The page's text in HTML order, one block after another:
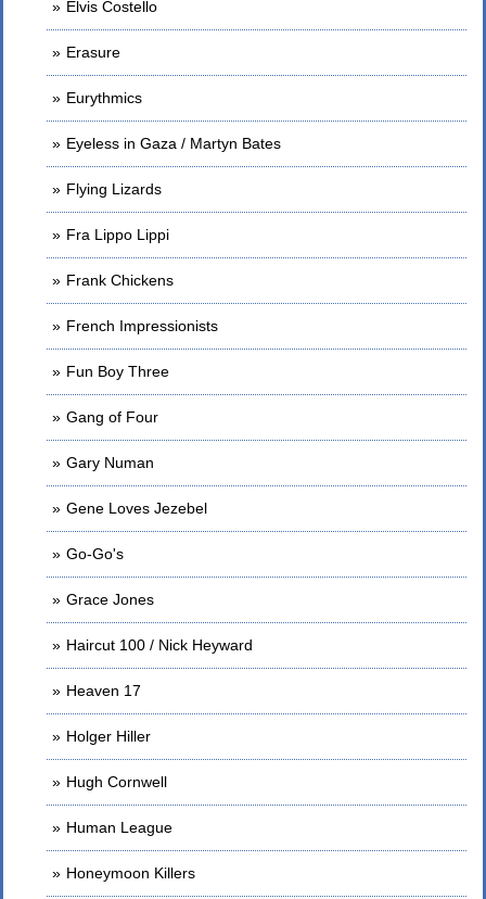
Elvis Costello
Erasure
Eurythmics
Eyeless in Gaza / Martyn Bates
Flying Lizards
Fra Lippo Lippi
Frank Chickens
French Impressionists
Fun Boy Three
Gang of Four
Gary Numan
Gene Loves Jezebel
Go-Go's
Grace Jones
Haircut 100 / Nick Heyward
Heaven 17
Holger Hiller
Hugh Cornwell
Human League
Honeymoon Killers